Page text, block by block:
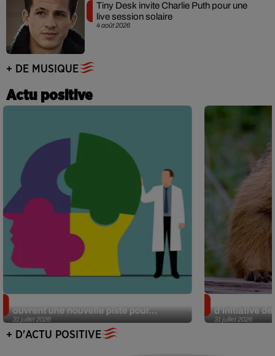
4 août 2026
Tiny Desk invite Charlie Puth pour une
live session solaire
+ DE MUSIQUE
Actu positive
31 juillet 2026
ouvrent une nouvelle piste pour...
31 juillet 2026
d’initiative
+ D'ACTU POSITIVE